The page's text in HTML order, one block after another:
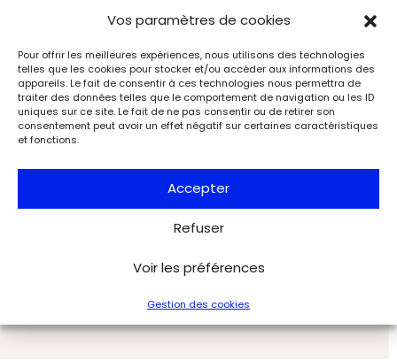
Vos paramètres de cookies
Pour offrir les meilleures expériences, nous utilisons des technologies
telles que les cookies pour stocker et/ou accéder aux informations des
appareils. Le fait de consentir à ces technologies nous permettra de
traiter des données telles que le comportement de navigation ou les ID
uniques sur ce site. Le fait de ne pas consentir ou de retirer son
consentement peut avoir un effet négatif sur certaines caractéristiques
et fonctions.
Accepter
Refuser
Voir les préférences
Gestion des cookies